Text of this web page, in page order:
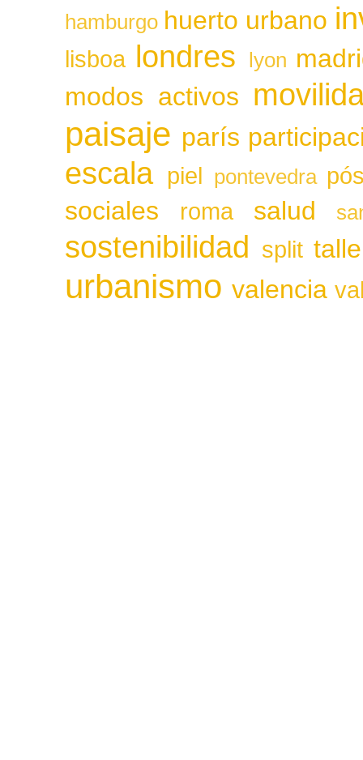
hamburgo huerto urbano
lisboa londres lyon
modos activos
paisaje parís
escala piel pontevedra
sociales roma salud
sostenibilidad split
urbanismo valencia